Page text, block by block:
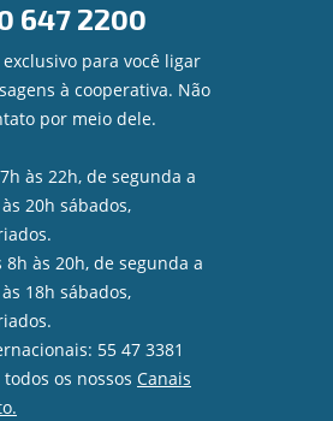
647 2200
para você ligar
à cooperativa. Não
por meio dele.
às 22h, de segunda a
20h sábados,
às 20h, de segunda a
18h sábados,
55 47 3381
os nossos Canais